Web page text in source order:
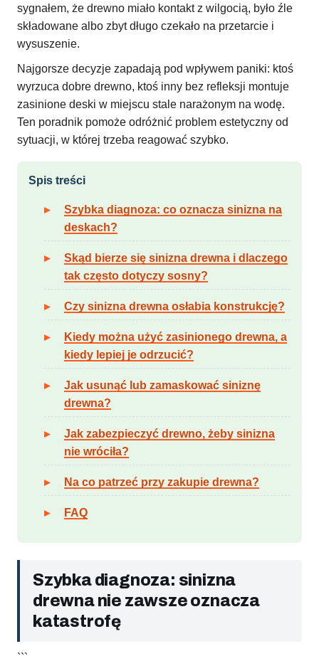
sygnałem, że drewno miało kontakt z wilgocią, było źle
składowane albo zbyt długo czekało na przetarcie i
wysuszenie.
Najgorsze decyzje zapadają pod wpływem paniki: ktoś
wyrzuca dobre drewno, ktoś inny bez refleksji montuje
zasinione deski w miejscu stale narażonym na wodę.
Ten poradnik pomoże odróżnić problem estetyczny od
sytuacji, w której trzeba reagować szybko.
Spis treści
Szybka diagnoza: co oznacza sinizna na
deskach?
Skąd bierze się sinizna drewna i dlaczego
tak często dotyczy sosny?
Czy sinizna drewna osłabia konstrukcję?
Kiedy można użyć zasinionego drewna, a
kiedy lepiej je odrzucić?
Jak usunąć lub zamaskować siniznę
drewna?
Jak zabezpieczyć drewno, żeby sinizna
nie wróciła?
Na co patrzeć przy zakupie drewna?
FAQ
Szybka diagnoza: sinizna
drewna nie zawsze oznacza
katastrofę
```